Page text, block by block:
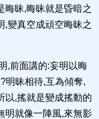
晦昧,晦昧就是昏暗之
,變真空成頑空晦昧之
,前面講的:妄明以晦
明昧相待,互為傾奪,
以,搖就是變成搖動的
明就像一陣風,來無影